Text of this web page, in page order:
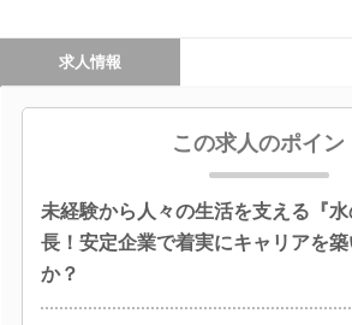
求人情報
この求人のポイン
未経験から人々の生活を支える『
長！安定企業で着実にキャリアを
か？